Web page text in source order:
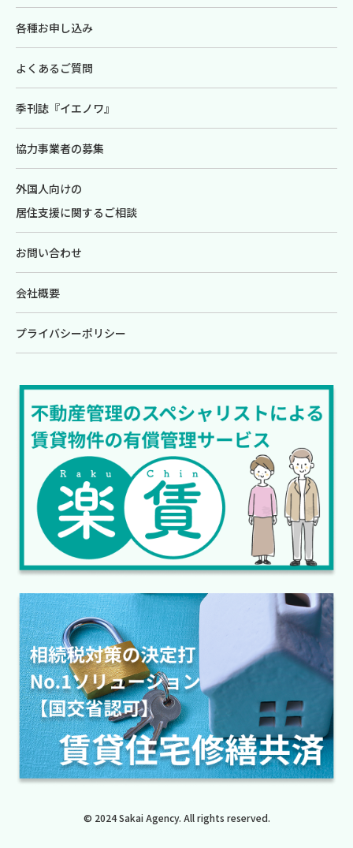
各種お申し込み
よくあるご質問
季刊誌『イエノワ』
協力事業者の募集
外国人向けの
居住支援に関するご相談
お問い合わせ
会社概要
プライバシーポリシー
© 2024 Sakai Agency. All rights reserved.